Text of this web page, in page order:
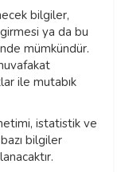
bilgiler,
ya da bu
mümkündür.
ile mutabık
istatistik ve
bilgiler